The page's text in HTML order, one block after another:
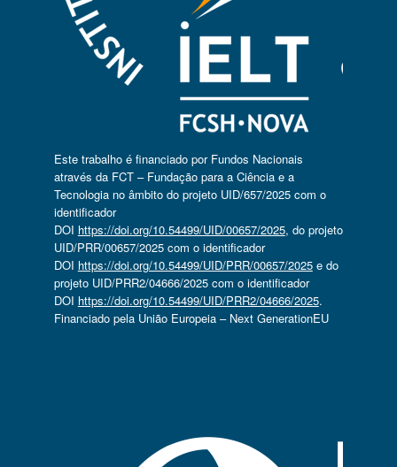
Este trabalho é financiado por Fundos Nacionais
através da FCT – Fundação para a Ciência e a
Tecnologia no âmbito do projeto UID/657/2025 com o
identificador
DOI https://doi.org/10.54499/UID/00657/2025, do projeto
UID/PRR/00657/2025 com o identificador
DOI https://doi.org/10.54499/UID/PRR/00657/2025e do
projeto UID/PRR2/04666/2025 com o identificador
DOI https://doi.org/10.54499/UID/PRR2/04666/2025.
Financiado pela União Europeia – Next GenerationEU